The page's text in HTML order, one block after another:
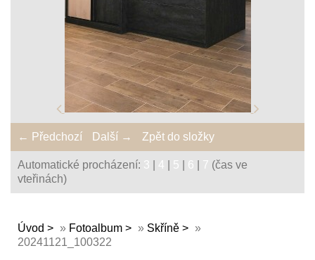
← Předchozí Další → Zpět do složky
Automatické procházení: 3 4 5 6 7 (čas ve
vteřinách)
Úvod » Fotoalbum » Skříně
»
20241121_100322